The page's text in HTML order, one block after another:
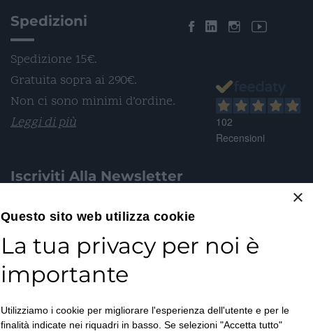
Spedizioni
Spedizione 15€.
Gratuita sopra ai 290€.
Non ci sono minimi d’ordine.
Leggi di più
Iscriviti Alla Newsletter
Email*
Privacy Policy*
102
Recensioni
×
Questo sito web utilizza cookie
La tua privacy per noi è
importante
Utilizziamo i cookie per migliorare l'esperienza dell'utente e per le
finalità indicate nei riquadri in basso. Se selezioni "Accetta tutto"